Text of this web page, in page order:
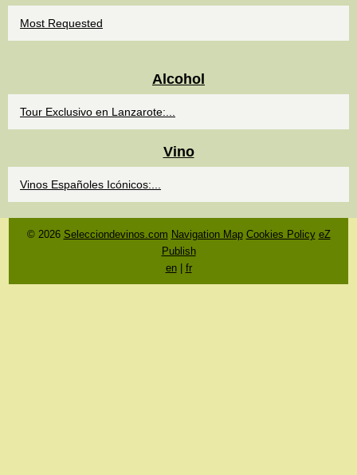
Most Requested
Alcohol
Tour Exclusivo en Lanzarote:...
Vino
Vinos Españoles Icónicos:...
© 2026 Selecciondevinos.com Navigation Map Cookies Policy eZ
Publish
en| fr